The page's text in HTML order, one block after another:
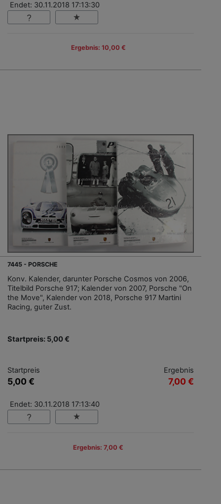
Endet: 30.11.2018 17:13:30
Ergebnis: 10,00 €
7445 - PORSCHE
Konv. Kalender, darunter Porsche Cosmos von 2006,
Titelbild Porsche 917; Kalender von 2007, Porsche "On
the Move", Kalender von 2018, Porsche 917 Martini
Racing, guter Zust.
Startpreis: 5,00 €
Startpreis
5,00 €
Ergebnis
7,00 €
Endet: 30.11.2018 17:13:40
Ergebnis: 7,00 €